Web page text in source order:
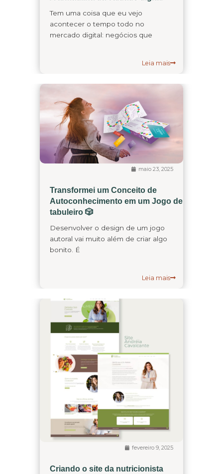
Tem uma coisa que eu vejo
acontecer o tempo todo no
mercado digital: negócios que
Leia mais
maio 23, 2025
Transformei um Conceito de
Autoconhecimento em um Jogo de
tabuleiro 🎲
Desenvolver o design de um jogo
autoral vai muito além de criar algo
bonito. É
Leia mais
fevereiro 9, 2025
Criando o site da nutricionista